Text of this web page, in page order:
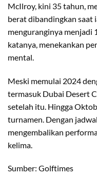
McIlroy, kini 35 tahun,
berat dibandingkan saat
menguranginya menjadi
katanya, menekankan
mental.
Meski memulai 2024
termasuk Dubai Desert
setelah itu. Hingga
turnamen. Dengan
mengembalikan
kelima.
Sumber: Golftimes